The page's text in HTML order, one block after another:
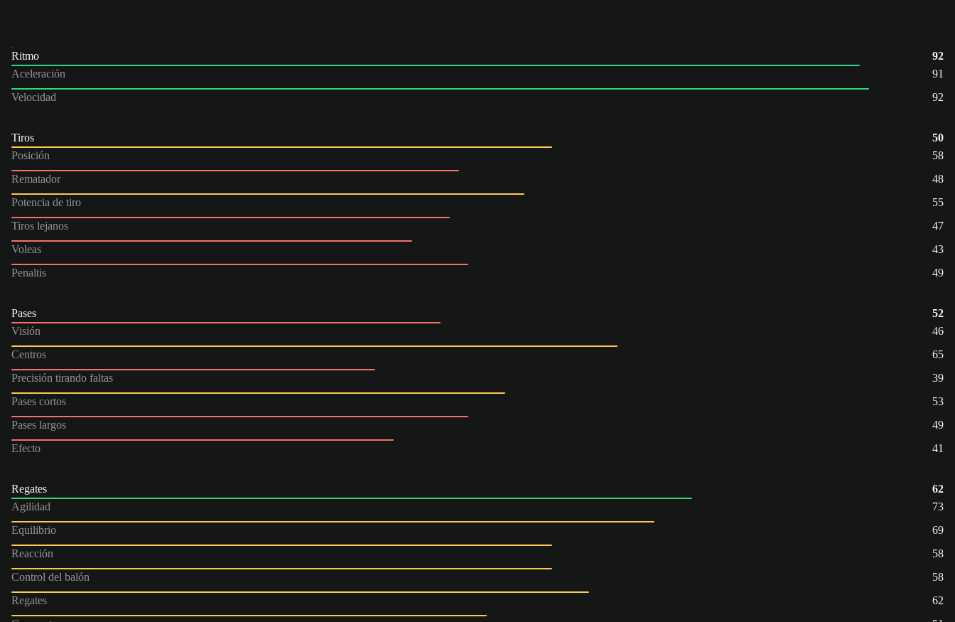
Ritmo
92
Aceleración
91
Velocidad
92
Tiros
50
Posición
58
Rematador
48
Potencia de tiro
55
Tiros lejanos
47
Voleas
43
Penaltis
49
Pases
52
Visión
46
Centros
65
Precisión tirando faltas
39
Pases cortos
53
Pases largos
49
Efecto
41
Regates
62
Agilidad
73
Equilibrio
69
Reacción
58
Control del balón
58
Regates
62